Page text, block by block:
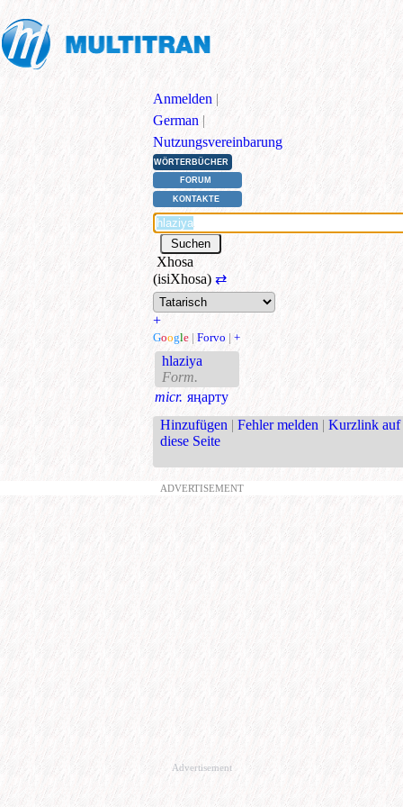
Anmelden |
German |
Nutzungsvereinbarung
WÖRTERBÜCHER
FORUM
KONTAKTE
Xhosa
(isiXhosa) ⇄
+
Google | Forvo | +
hlaziya
Form.
micr. яңарту
Hinzufügen | Fehler melden | Kurzlink auf
diese Seite
ADVERTISEMENT
Advertisement